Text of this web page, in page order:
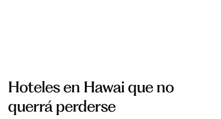
Hoteles en Hawai que no
querrá perderse
Hilton Hawaiian Village Waikiki Beach Resort